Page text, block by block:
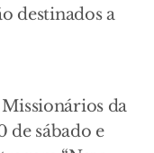
destinados a
Missionários da
de sábado e